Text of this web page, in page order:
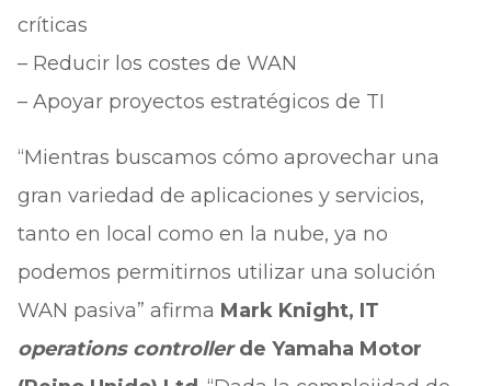
críticas
– Reducir los costes de WAN
– Apoyar proyectos estratégicos de TI
“Mientras buscamos cómo aprovechar una
gran variedad de aplicaciones y servicios,
tanto en local como en la nube, ya no
podemos permitirnos utilizar una solución
WAN pasiva” afirma Mark Knight, IT
operations controllerde Yamaha Motor